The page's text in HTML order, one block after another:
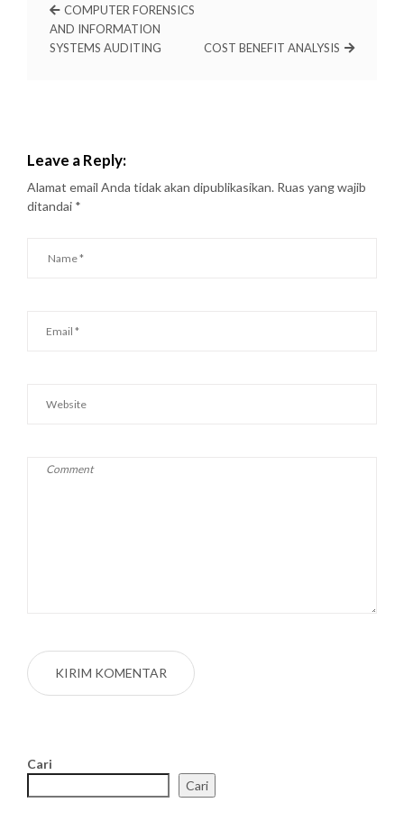
COMPUTER FORENSICS
AND INFORMATION
SYSTEMS AUDITING
COST BENEFIT ANALYSIS
Leave a Reply:
Alamat email Anda tidak akan dipublikasikan. Ruas yang wajib
ditandai *
Cari
Cari